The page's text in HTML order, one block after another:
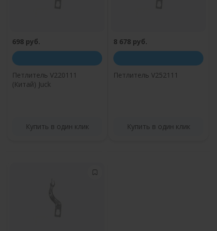
698 руб.
Петлитель V220111
(Китай) Juck
Купить в один клик
8 678 руб.
Петлитель V252111
Купить в один клик